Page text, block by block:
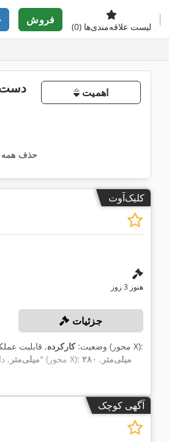
فروش
لیست علاقه‌مندی‌ها (0)
اهمیت
حذف همه
کلیک‌آوت
هنوز 3 روز
جزئیات
وضعیت:کارکرده, قابلیت
, دامنه برش صاف در ۴۵ درجه (محور X):
۲۸۰ میلی‌متر , دامنه برش صاف در ۹۰° (محور X): ۲۸۰ میلی‌متر ,
آگهی کوچک